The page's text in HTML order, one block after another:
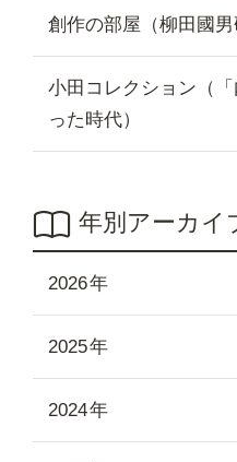
創作の部屋（柳田國男
小田コレクション（
った時代）
年別アーカイ
2026
2025
2024